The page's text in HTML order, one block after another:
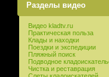
Разделы видео
Видео kladtv.ru
Практическая польза
Клады и находки
Поездки и экспедиции
Пляжный поиск
Подводное
Чистка и реставрация